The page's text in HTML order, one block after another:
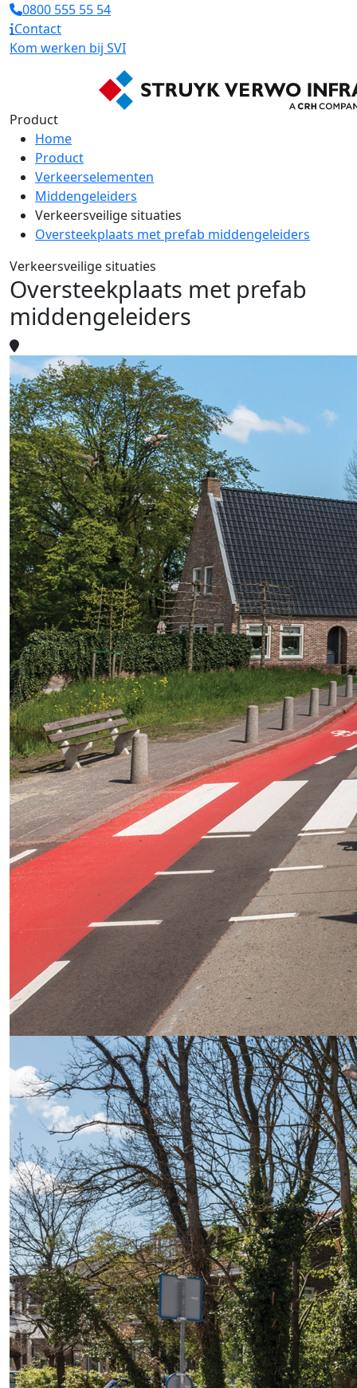
0800 555 55 54
Contact
Kom werken bij SVI
Product
Home
Product
Verkeerselementen
Middengeleiders
Verkeersveilige situaties
Oversteekplaats met prefab middengeleiders
Verkeersveilige situaties
Oversteekplaats met prefab
middengeleiders